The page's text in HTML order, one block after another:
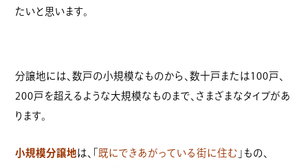
たいと思います。
分譲地には、数戸の小規模なものから、数十戸または100戸、
200戸を超えるような大規模なものまで、さまざまなタイプがあ
ります。
小規模分譲地は、「 既にできあがっている街に住む 」もの、